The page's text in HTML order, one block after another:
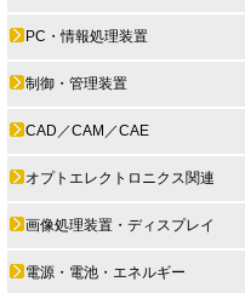
PC・情報処理装置
制御・管理装置
CAD／CAM／CAE
オプトエレクトロニクス関連
画像処理装置・ディスプレイ
電源・電池・エネルギー